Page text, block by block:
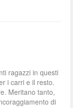
ragazzi in questi
i carri e il resto.
Meritano tanto,
di